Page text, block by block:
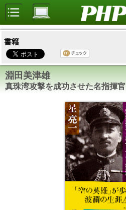
書籍
淵田美津雄
真珠湾攻撃を成功させた名指揮官